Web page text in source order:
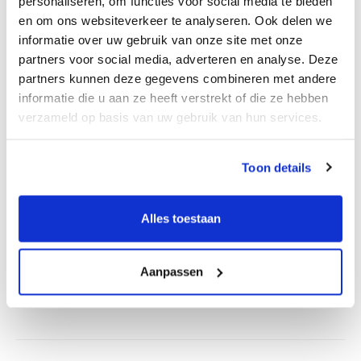
en om ons websiteverkeer te analyseren. Ook delen we
informatie over uw gebruik van onze site met onze
partners voor social media, adverteren en analyse. Deze
partners kunnen deze gegevens combineren met andere
informatie die u aan ze heeft verstrekt of die ze hebben
verzameld op basis van uw gebruik van hun services.
Toon details
Alles toestaan
Aanpassen
proces succesvol afgerond.
Waar u naast een management buy-out ook aan
kunt denken is een management buy-in. Hierbij
nemen externe managers de leiding van een
bedrijf over en zetten ze hun kennis en ervaring in
De verkoop van uw bedrijf is een intensief traject
stappen.